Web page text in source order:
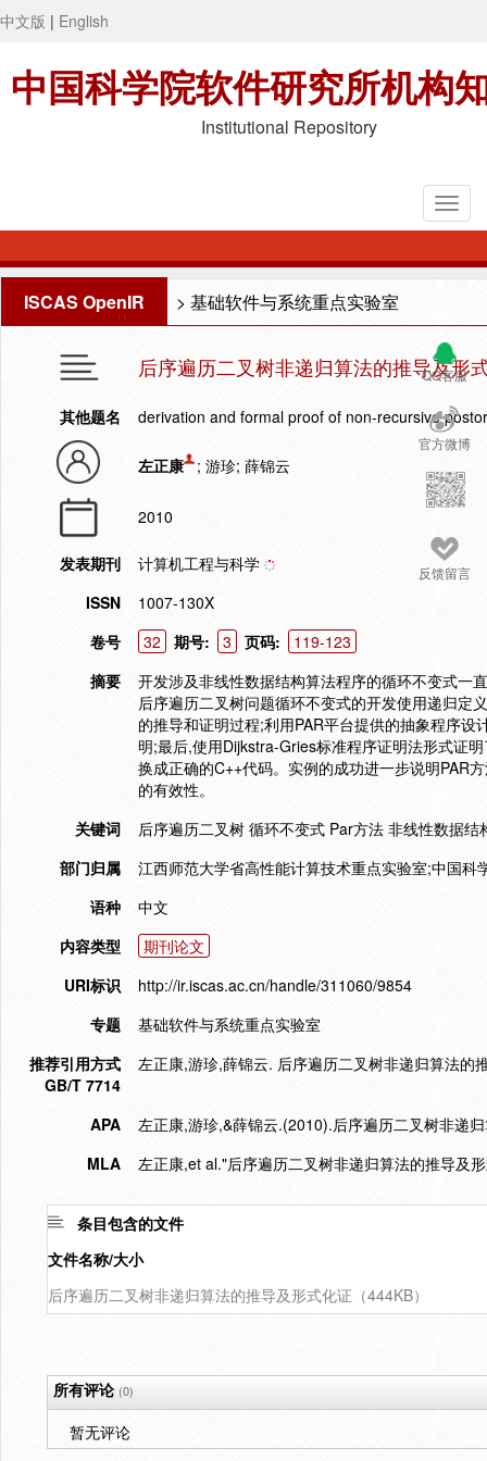
中文版 | English
中国科学院软件研究所机构
Institutional Repository
ISCAS OpenIR > 基础软件与系统重点实验室
QQ客服
官方微博
反馈留言
后序遍历二叉树非递归算法的推导及形
其他题名 derivation and formal proof of non-recursive
左正康 ; 游珍; 薛锦云
2010
发表期刊
计算机工程与科学
ISSN
1007-130X
卷号
32 期号: 3 页码:
119-123
摘要
开发涉及非线性数据结构算法程序的循环不变式一
后序遍历二叉树问题循环不变式的开发使用递归定
的推导和证明过程;利用PAR平台提供的抽象程序
明;最后,使用Dijkstra-Gries标准程序证明法形式证
换成正确的C++代码。实例的成功进一步说明PAR
的有效性。
关键词
后序遍历二叉树 循环不变式 Par方法 非线性数据
部门归属
江西师范大学省高性能计算技术重点实验室;中国科
语种
中文
内容类型
期刊论文
URI标识
http://ir.iscas.ac.cn/handle/311060/9854
专题
基础软件与系统重点实验室
推荐引用方式
GB/T 7714
左正康,游珍,薛锦云. 后序遍历二叉树非递归算法
APA
左正康,游珍,&薛锦云.(2010).后序遍历二叉树非递
MLA
左正康,et al."后序遍历二叉树非递归算法的推导及
条目包含的文件
文件名称/大小
后序遍历二叉树非递归算法的推导及形式化证（444KB）
所有评论(0)
暂无评论